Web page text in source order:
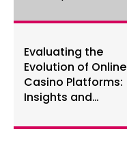
Evaluating the
Evolution of Online
Casino Platforms:
Insights and
Implications